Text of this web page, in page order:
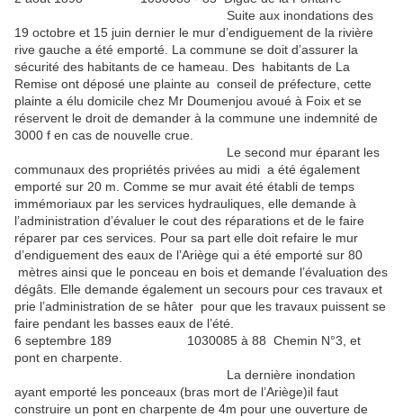
Suite aux inondations des
19 octobre et 15 juin dernier le mur d’endiguement de la rivière
rive gauche a été emporté. La commune se doit d’assurer la
sécurité des habitants de ce hameau. Des habitants de La
Remise ont déposé une plainte au conseil de préfecture, cette
plainte a élu domicile chez Mr Doumenjou avoué à Foix et se
réservent le droit de demander à la commune une indemnité de
3000 f en cas de nouvelle crue.
Le second mur éparant les
communaux des propriétés privées au midi a été également
emporté sur 20 m. Comme se mur avait été établi de temps
immémoriaux par les services hydrauliques, elle demande à
l’administration d’évaluer le cout des réparations et de le faire
réparer par ces services. Pour sa part elle doit refaire le mur
d’endiguement des eaux de l’Ariège qui a été emporté sur 80
mètres ainsi que le ponceau en bois et demande l’évaluation des
dégâts. Elle demande également un secours pour ces travaux et
prie l’administration de se hâter pour que les travaux puissent se
faire pendant les basses eaux de l’été.
6 septembre 189 1030085 à 88 Chemin N°3, et
pont en charpente.
La dernière inondation
ayant emporté les ponceaux (bras mort de l’Ariège)il faut
construire un pont en charpente de 4m pour une ouverture de